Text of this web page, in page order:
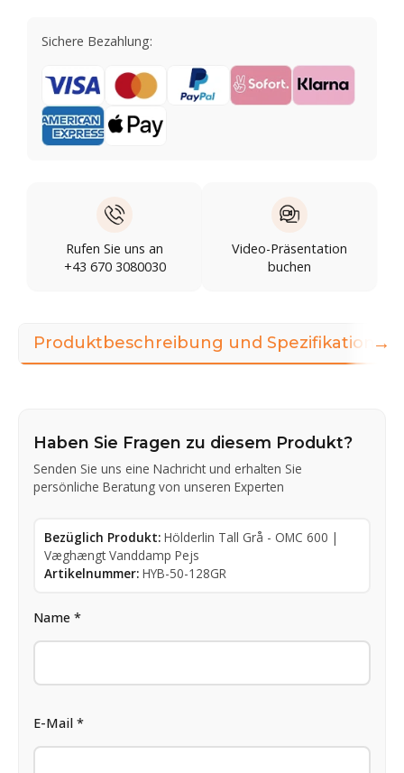
Sichere Bezahlung:
Rufen Sie uns an
+43 670 3080030
Video-Präsentation
buchen
Produktbeschreibung und Spezifikationen
Haben Sie Fragen zu diesem Produkt?
Senden Sie uns eine Nachricht und erhalten Sie
persönliche Beratung von unseren Experten
Bezüglich Produkt: Hölderlin Tall Grå - OMC 600 |
Væghængt Vanddamp Pejs
Artikelnummer: HYB-50-128GR
Name *
E-Mail *
→